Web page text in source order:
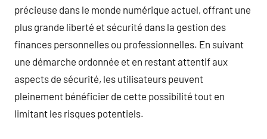
précieuse dans le monde numérique actuel, offrant une
plus grande liberté et sécurité dans la gestion des
finances personnelles ou professionnelles. En suivant
une démarche ordonnée et en restant attentif aux
aspects de sécurité, les utilisateurs peuvent
pleinement bénéficier de cette possibilité tout en
limitant les risques potentiels.